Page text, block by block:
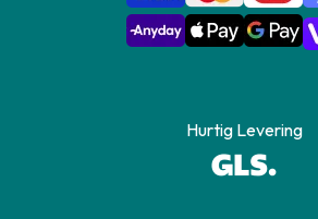
Hurtig Levering